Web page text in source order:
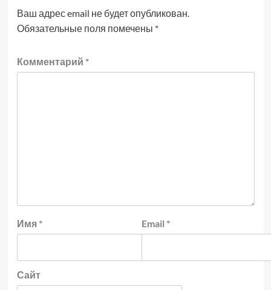
Ваш адрес email не будет опубликован.
Обязательные поля помечены *
Комментарий *
Имя * Email *
Сайт